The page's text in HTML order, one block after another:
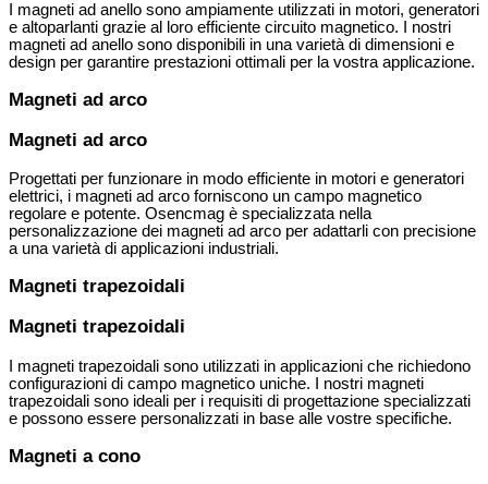
I magneti ad anello sono ampiamente utilizzati in motori, generatori
e altoparlanti grazie al loro efficiente circuito magnetico. I nostri
magneti ad anello sono disponibili in una varietà di dimensioni e
design per garantire prestazioni ottimali per la vostra applicazione.
Magneti ad arco
Magneti ad arco
Progettati per funzionare in modo efficiente in motori e generatori
elettrici, i magneti ad arco forniscono un campo magnetico
regolare e potente. Osencmag è specializzata nella
personalizzazione dei magneti ad arco per adattarli con precisione
a una varietà di applicazioni industriali.
Magneti trapezoidali
Magneti trapezoidali
I magneti trapezoidali sono utilizzati in applicazioni che richiedono
configurazioni di campo magnetico uniche. I nostri magneti
trapezoidali sono ideali per i requisiti di progettazione specializzati
e possono essere personalizzati in base alle vostre specifiche.
Magneti a cono